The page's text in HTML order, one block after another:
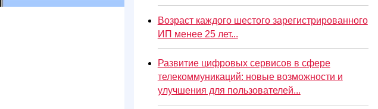
Возраст каждого шестого зарегистрированного
ИП менее 25 лет...
Развитие цифровых сервисов в сфере
телекоммуникаций: новые возможности и
улучшения для пользователей...